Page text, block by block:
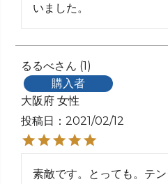
いました。
るるべ
1
購入者
大阪府 女性
投稿日
2021/02/12
素敵です。とっても。テン